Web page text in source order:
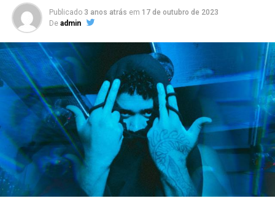
Publicado 3 anos atrás em 17 de outubro de 2023
De admin